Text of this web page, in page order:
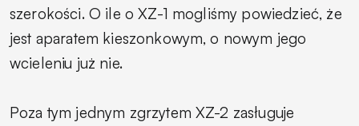
szerokości. O ile o XZ-1 mogliśmy powiedzieć, że
jest aparatem kieszonkowym, o nowym jego
wcieleniu już nie.
Poza tym jednym zgrzytem XZ-2 zasługuje